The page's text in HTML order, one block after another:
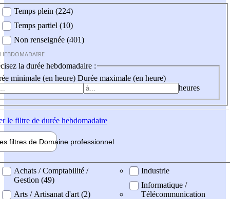
Temps plein (224)
Temps partiel (10)
Non renseignée (401)
la durée hebdomadaire :
minimale (en heure) Durée maximale (en heure)
heures
le filtre de durée hebdomadaire
filtres de Domaine professionnel
professionel
Achats / Comptabilité /
Gestion (49)
Arts / Artisanat d'art (2)
Industrie
Informatique /
Télécommunication